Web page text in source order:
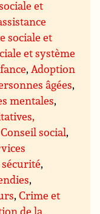
et
sociale et
et système
,Adoption
âgées,
mentales,
Conseil social,
,
,
,Crime et
de la